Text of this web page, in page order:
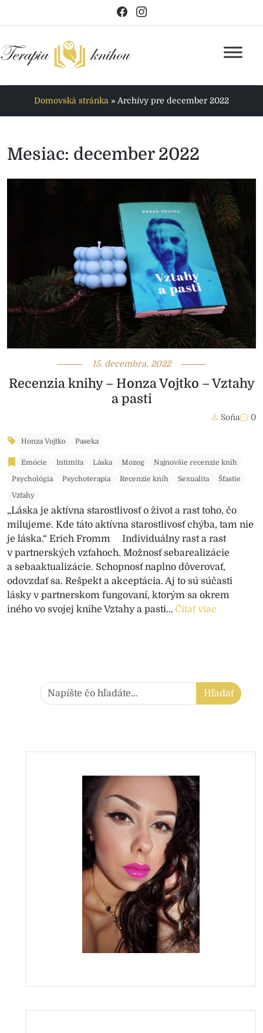
Domovská stránka » Archívy pre december 2022
Mesiac: december 2022
15. decembra, 2022
Recenzia knihy – Honza Vojtko – Vztahy
a pasti
Soňa 0
Honza Vojtko Paseka
Emócie Intimita Láska Mozog
Najnovšie recenzie kníh
Psychológia
Psychoterapia Recenzie kníh Sexualita
Šťastie
Vzťahy
„Láska je aktívna starostlivosť o život a rast toho, čo
milujeme. Kde táto aktívna starostlivosť chýba, tam nie
je láska.“ Erich Fromm Individuálny rast a rast
v partnerských vzťahoch. Možnosť sebarealizácie
a sebaaktualizácie. Schopnosť naplno dôverovať,
odovzdať sa. Rešpekt a akceptácia. Aj to sú súčasti
lásky v partnerskom fungovaní, ktorým sa okrem
iného vo svojej knihe Vztahy a pasti… Čítať viac
Hľadať: Hľadať